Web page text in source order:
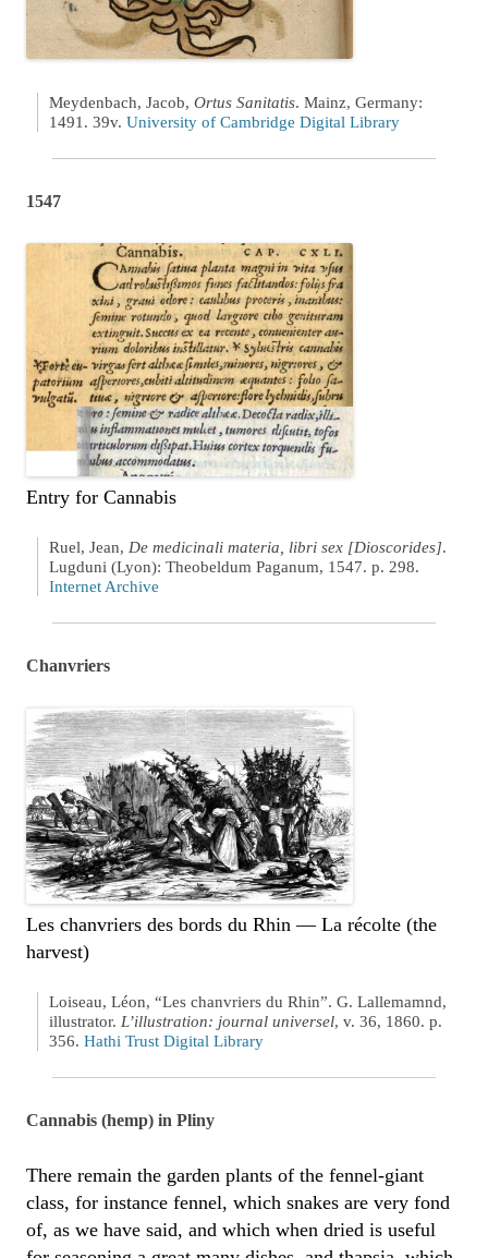
Meydenbach, Jacob, Ortus Sanitatis. Mainz, Germany:
1491. 39v. University of Cambridge Digital Library
1547
Entry for Cannabis
Ruel, Jean, De medicinali materia, libri sex [Dioscorides].
Lugduni (Lyon): Theobeldum Paganum, 1547. p. 298.
Internet Archive
Chanvriers
Les chanvriers des bords du Rhin — La récolte (the
harvest)
Loiseau, Léon, “Les chanvriers du Rhin”. G. Lallemamnd,
illustrator. L’illustration: journal universel, v. 36, 1860. p.
356. Hathi Trust Digital Library
Cannabis (hemp) in Pliny
There remain the garden plants of the fennel-giant
class, for instance fennel, which snakes are very fond
of, as we have said, and which when dried is useful